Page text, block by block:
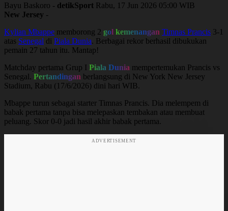
Bayu Baskoro - detikSport Rabu, 17 Jun 2026 05:00 WIB
New Jersey -
Kylian Mbappe memborong 2 gol kemenangan Timnas Prancis 3-1
atas Senegal di Piala Dunia. Berbagai rekor berhasil dibukukan
pemain 27 tahun itu. Mantap!
Matchday pertama Grup I Piala Dunia mempertemukan Prancis vs
Senegal. Pertandingan berlangsung di New York New Jersey
Stadium, Rabu (17/6/2026) dini hari WIB.
Mbappe turun sebagai starter Timnas Prancis. Dia melempem di
babak pertama tanpa bisa melepaskan tembakan atau membuat
peluang. Skor 0-0 jadi hasil akhir babak pertama.
ADVERTISEMENT